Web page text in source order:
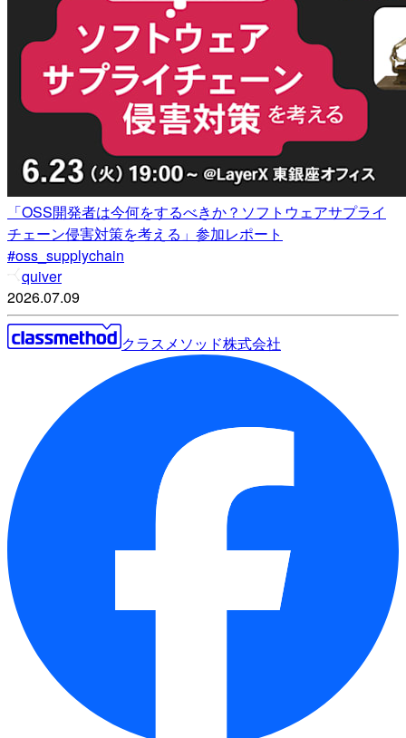
「OSS開発者は今何をするべきか？ソフトウェアサプライ
チェーン侵害対策を考える」参加レポート
#oss_supplychain
quiver
2026.07.09
クラスメソッド株式会社